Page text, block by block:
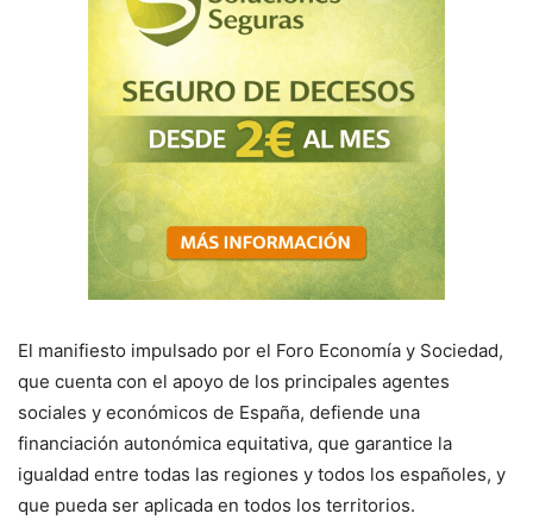
El manifiesto impulsado por el Foro Economía y Sociedad,
que cuenta con el apoyo de los principales agentes
sociales y económicos de España, defiende una
financiación autonómica equitativa, que garantice la
igualdad entre todas las regiones y todos los españoles, y
que pueda ser aplicada en todos los territorios.